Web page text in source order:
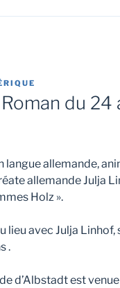
du 24
langue allemande,
allemande Julja
Holz ».
lieu avec Julja
.
d’Albstadt est